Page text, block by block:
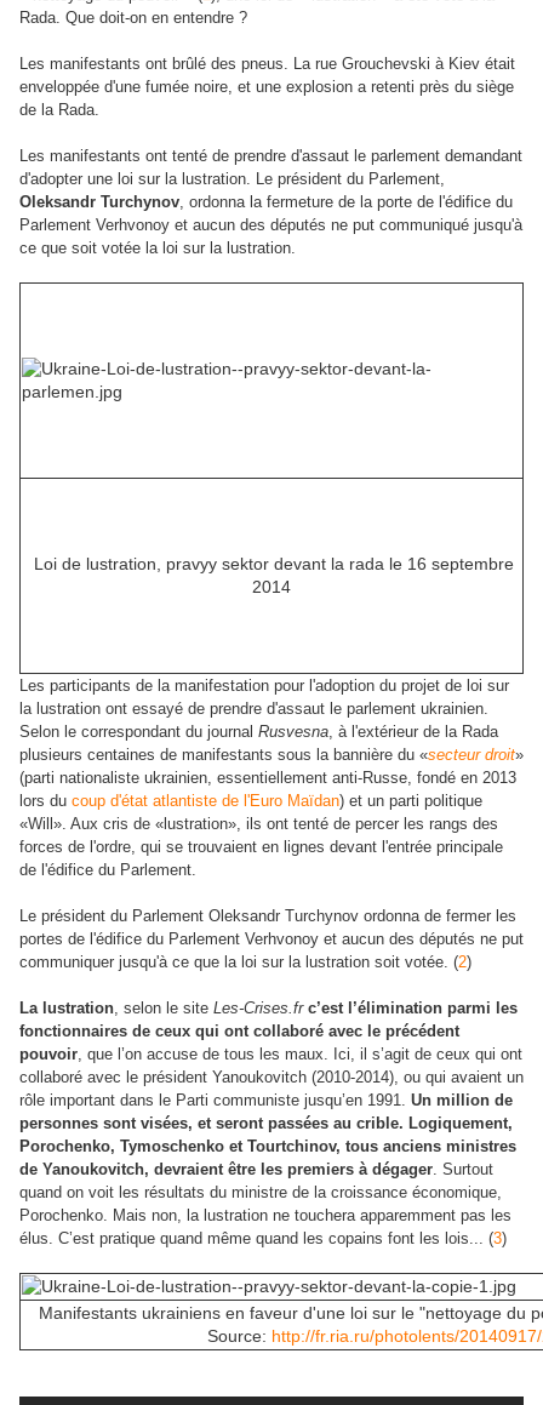
Rada. Que doit-on en entendre ?
Les manifestants ont brûlé des pneus. La rue Grouchevski à Kiev était
enveloppée d'une fumée noire, et une explosion a retenti près du siège
de la Rada.
Les manifestants ont tenté de prendre d'assaut le parlement demandant
d'adopter une loi sur la lustration. Le président du Parlement,
Oleksandr Turchynov, ordonna la fermeture de la porte de l'édifice du
Parlement Verhvonoy et aucun des députés ne put communiqué jusqu'à
ce que soit votée la loi sur la lustration.
Loi de lustration, pravyy sektor devant la rada le 16 septembre
2014
Les participants de la manifestation pour l'adoption du projet de loi sur
la lustration ont essayé de prendre d'assaut le parlement ukrainien.
Selon le correspondant du journal Rusvesna, à l'extérieur de la Rada
plusieurs centaines de manifestants sous la bannière du «secteur droit»
(parti nationaliste ukrainien, essentiellement anti-Russe, fondé en 2013
lors du coup d'état atlantiste de l'Euro Maïdan) et un parti politique
«Will ». Aux cris de «lustration», ils ont tenté de percer les rangs des
forces de l'ordre, qui se trouvaient en lignes devant l'entrée principale
de l'édifice du Parlement.
Le président du Parlement Oleksandr Turchynov ordonna de fermer les
portes de l'édifice du Parlement Verhvonoy et aucun des députés ne put
communiquer jusqu'à ce que la loi sur la lustration soit votée. (2)
La lustration, selon le site Les-Crises.fr c’est l’élimination parmi les
fonctionnaires de ceux qui ont collaboré avec le précédent
pouvoir, que l’on accuse de tous les maux. Ici, il s’agit de ceux qui ont
collaboré avec le président Yanoukovitch (2010-2014), ou qui avaient un
rôle important dans le Parti communiste jusqu’en 1991. Un million de
personnes sont visées, et seront passées au crible. Logiquement,
Porochenko, Tymoschenko et Tourtchinov, tous anciens ministres
de Yanoukovitch, devraient être les premiers à dégager. Surtout
quand on voit les résultats du ministre de la croissance économique,
Porochenko. Mais non, la lustration ne touchera apparemment pas les
élus. C’est pratique quand même quand les copains font les lois... (3)
Manifestants ukrainiens en faveur d'une loi sur le "nettoyage du
Source: http://fr.ria.ru/photolents/